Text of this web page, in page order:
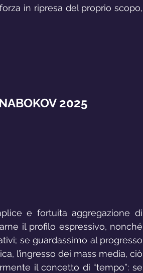
in ripresa del proprio scopo,
2025
e fortuita aggregazione di
il profilo espressivo, nonché
se guardassimo al progresso
l’ingresso dei mass media, ciò
il concetto di “tempo”: se